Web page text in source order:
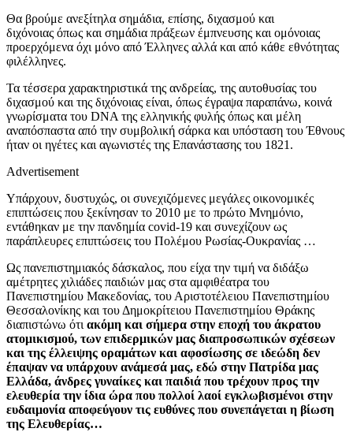
Θα βρούμε ανεξίτηλα σημάδια, επίσης, διχασμού και
διχόνοιας όπως και σημάδια πράξεων έμπνευσης και ομόνοιας
προερχόμενα όχι μόνο από Έλληνες αλλά και από κάθε εθνότητας
φιλέλληνες.
Τα τέσσερα χαρακτηριστικά της ανδρείας, της αυτοθυσίας του
διχασμού και της διχόνοιας είναι, όπως έγραψα παραπάνω, κοινά
γνωρίσματα του DNA της ελληνικής φυλής όπως και μέλη
αναπόσπαστα από την συμβολική σάρκα και υπόσταση του Έθνους
ήταν οι ηγέτες και αγωνιστές της Επανάστασης του 1821.
Advertisement
Υπάρχουν, δυστυχώς, οι συνεχιζόμενες μεγάλες οικονομικές
επιπτώσεις που ξεκίνησαν το 2010 με το πρώτο Μνημόνιο,
εντάθηκαν με την πανδημία covid-19 και συνεχίζουν ως
παράπλευρες επιπτώσεις του Πολέμου Ρωσίας-Ουκρανίας …
Ως πανεπιστημιακός δάσκαλος, που είχα την τιμή να διδάξω
αμέτρητες χιλιάδες παιδιών μας στα αμφιθέατρα του
Πανεπιστημίου Μακεδονίας, του Αριστοτέλειου Πανεπιστημίου
Θεσσαλονίκης και του Δημοκρίτειου Πανεπιστημίου Θράκης
διαπιστώνω ότι ακόμη και σήμερα στην εποχή του άκρατου
ατομικισμού, των επιδερμικών μας διαπροσωπικών σχέσεων
και της έλλειψης οραμάτων και αφοσίωσης σε ιδεώδη δεν
έπαψαν να υπάρχουν ανάμεσά μας, εδώ στην Πατρίδα μας
Ελλάδα, άνδρες γυναίκες και παιδιά που τρέχουν προς την
ελευθερία την ίδια ώρα που πολλοί λαοί εγκλωβισμένοι στην
ευδαιμονία αποφεύγουν τις ευθύνες που συνεπάγεται η βίωση
της Ελευθερίας…